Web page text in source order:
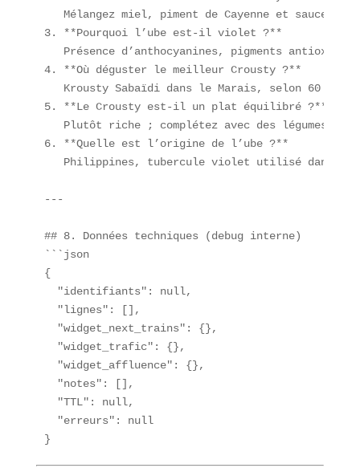
Mélangez miel, piment de Cayenne et sauce
3. **Pourquoi l’ube est-il violet ?**
Présence d’anthocyanines, pigments
4. **Où déguster le meilleur Crousty ?**
Krousty Sabaïdi dans le Marais, selon 60 %
5. **Le Crousty est-il un plat équilibré ?**
Plutôt riche ; complétez avec des légumes
6. **Quelle est l’origine de l’ube ?**
Philippines, tubercule violet utilisé dans
---
## 8. Données techniques (debug interne)
```json
{
  "identifiants": null,
  "lignes": [],
  "widget_next_trains": {},
  "widget_trafic": {},
  "widget_affluence": {},
  "notes": [],
  "TTL": null,
  "erreurs": null
}